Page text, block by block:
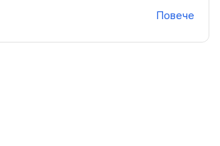
Повече